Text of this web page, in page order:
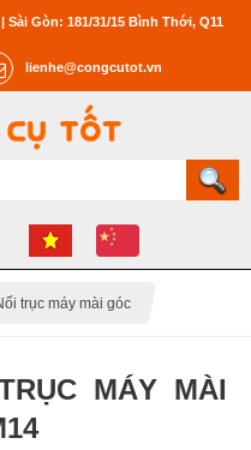
Sài Gòn: 181/31/15 Bình Thới, Q11
lienhe@congcutot.vn
trục máy mài góc
MÁY MÀI